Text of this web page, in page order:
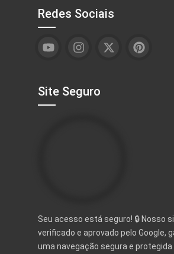
Redes Sociais
Site Seguro
Seu acesso está seguro! 🔒 Nosso
verificado e aprovado pelo Google,
uma navegação segura e